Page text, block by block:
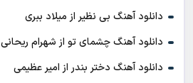
دانلود آهنگ بی نظیر از میلاد ببری
دانلود آهنگ چشمای تو از شهرام ریحانی
دانلود آهنگ دختر بندر از امیر عظیمی